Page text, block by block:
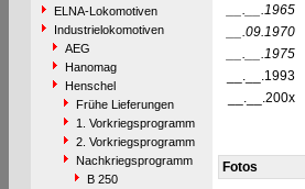
ELNA-Lokomotiven
Industrielokomotiven
AEG
Hanomag
Henschel
Frühe Lieferungen
1. Vorkriegsprogramm
2. Vorkriegsprogramm
Nachkriegsprogramm
B 250
__.__.1965
__.09.1970
__.__.1975
__.__.1993
__.__.200x
Fotos